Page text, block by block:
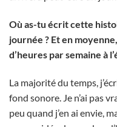
Où as-tu écrit cette
journée ? Et en
d’heures par semaine à
La majorité du temps,
fond sonore. Je n’ai pas
peu quand j’en ai envie,